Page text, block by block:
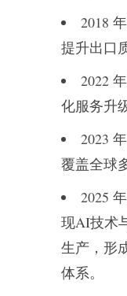
2018
提升出口
2022
化服务升
2023
覆盖全球
2025
现AI技术
生产，形
体系。